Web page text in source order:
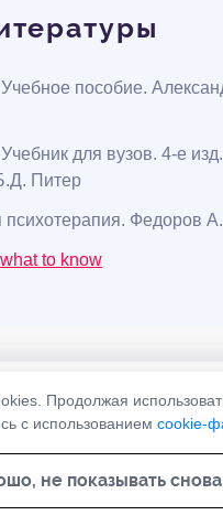
пособие.
для вузов. 4-е изд.
Питер
психотерапия. Федоров
to know
лечения
Продолжая
с использованием cookie-
не показывать снова